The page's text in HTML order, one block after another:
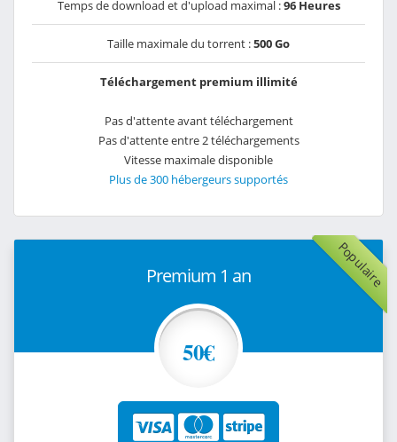
Temps de download et d'upload maximal :96 Heures
Taille maximale du torrent :500 Go
Téléchargement premium illimité
Pas d'attente avant téléchargement
Pas d'attente entre 2 téléchargements
Vitesse maximale disponible
Plus de 300 hébergeurs supportés
Populaire
Premium 1 an
50€